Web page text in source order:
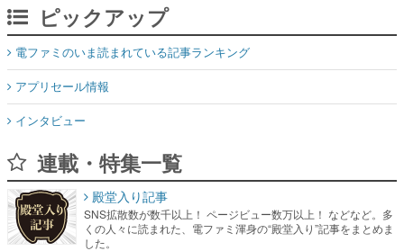
ピックアップ
電ファミのいま読まれている記事ランキング
アプリセール情報
インタビュー
連載・特集一覧
殿堂入り記事
SNS拡散数が数千以上！ ページビュー数万以上！ などなど。多
くの人々に読まれた、電ファミ渾身の“殿堂入り”記事をまとめま
した。